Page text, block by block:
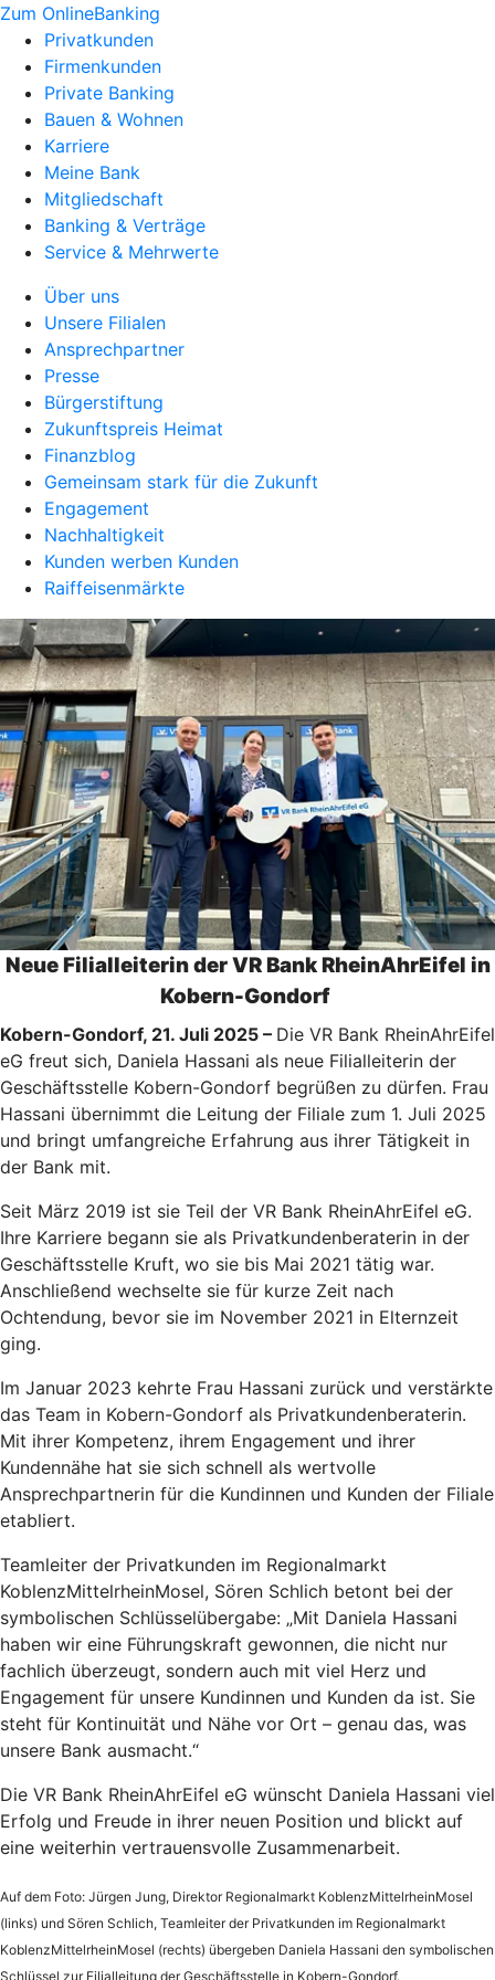
Zum OnlineBanking
Privatkunden
Firmenkunden
Private Banking
Bauen & Wohnen
Karriere
Meine Bank
Mitgliedschaft
Banking & Verträge
Service & Mehrwerte
Über uns
Unsere Filialen
Ansprechpartner
Presse
Bürgerstiftung
Zukunftspreis Heimat
Finanzblog
Gemeinsam stark für die Zukunft
Engagement
Nachhaltigkeit
Kunden werben Kunden
Raiffeisenmärkte
Neue Filialleiterin der VR Bank RheinAhrEifel in
Kobern-Gondorf
Kobern-Gondorf, 21. Juli 2025 – Die VR Bank RheinAhrEifel
eG freut sich, Daniela Hassani als neue Filialleiterin der
Geschäftsstelle Kobern-Gondorf begrüßen zu dürfen. Frau
Hassani übernimmt die Leitung der Filiale zum 1. Juli 2025
und bringt umfangreiche Erfahrung aus ihrer Tätigkeit in
der Bank mit.
Seit März 2019 ist sie Teil der VR Bank RheinAhrEifel eG.
Ihre Karriere begann sie als Privatkundenberaterin in der
Geschäftsstelle Kruft, wo sie bis Mai 2021 tätig war.
Anschließend wechselte sie für kurze Zeit nach
Ochtendung, bevor sie im November 2021 in Elternzeit
ging.
Im Januar 2023 kehrte Frau Hassani zurück und verstärkte
das Team in Kobern-Gondorf als Privatkundenberaterin.
Mit ihrer Kompetenz, ihrem Engagement und ihrer
Kundennähe hat sie sich schnell als wertvolle
Ansprechpartnerin für die Kundinnen und Kunden der Filiale
etabliert.
Teamleiter der Privatkunden im Regionalmarkt
KoblenzMittelrheinMosel, Sören Schlich betont bei der
symbolischen Schlüsselübergabe: „Mit Daniela Hassani
haben wir eine Führungskraft gewonnen, die nicht nur
fachlich überzeugt, sondern auch mit viel Herz und
Engagement für unsere Kundinnen und Kunden da ist. Sie
steht für Kontinuität und Nähe vor Ort – genau das, was
unsere Bank ausmacht.“
Die VR Bank RheinAhrEifel eG wünscht Daniela Hassani viel
Erfolg und Freude in ihrer neuen Position und blickt auf
eine weiterhin vertrauensvolle Zusammenarbeit.
Auf dem Foto: Jürgen Jung, Direktor Regionalmarkt KoblenzMittelrheinMosel
(links) und Sören Schlich, Teamleiter der Privatkunden im Regionalmarkt
KoblenzMittelrheinMosel (rechts) übergeben Daniela Hassani den symbolischen
Schlüssel zur Filialleitung der Geschäftsstelle in Kobern-Gondorf.